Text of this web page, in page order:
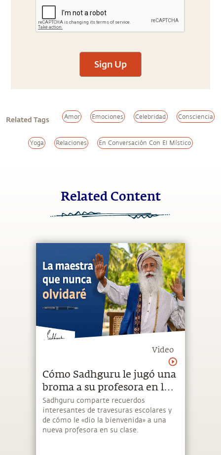
Sign Up
Related Tags Amor Emociones Celebridad Consciencia
Yoga Relaciones En Conversación Con El Místico
Related Content
Video
Cómo Sadhguru le jugó una
broma a su profesora en la
escuela | Sadhguru Español
Sadhguru comparte recuerdos
interesantes de travesuras escolares y
de cómo le «dio la bienvenida» a una
nueva profesora en su clase.